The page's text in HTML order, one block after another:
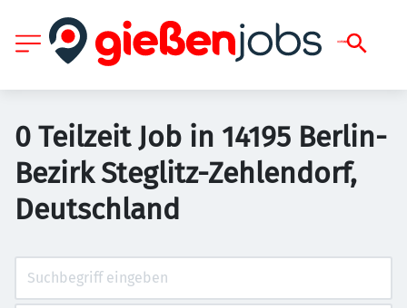
0 Teilzeit Job in 14195 Berlin-
Bezirk Steglitz-Zehlendorf,
Deutschland